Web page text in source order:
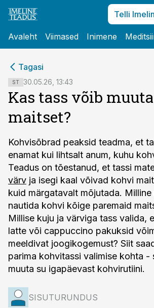
Telli
Avaleht Viimased Inimene
Tagasi
ST 30.05.26, 13:43
Kas tass võib
maitset?
Kohvisõbrad peaksid teadma, et
enamat kui lihtsalt anum, kuhu
Teadus on tõestanud, et tassi
värv ja isegi kaal võivad kohvi
kuid märgatavalt mõjutada. Milline
nautida kohvi kõige paremaid
Millise kuju ja värviga tass valida,
latte või cappuccino pakuksid
meeldivat joogikogemust? Siit
parima kohvitassi valimise kohta -
muuta su igapäevast kohvirutiini.
SISUTURUNDUS